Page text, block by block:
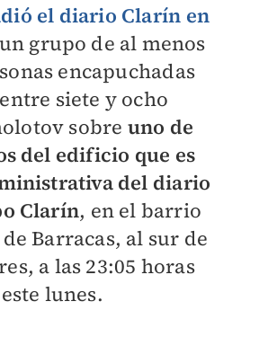
el diario Clarín en
un grupo de al menos
encapuchadas
siete y ocho
sobre uno de
del edificio que es
del diario
Clarín, en el barrio
Barracas, al sur de
a las 23:05 horas
lunes.